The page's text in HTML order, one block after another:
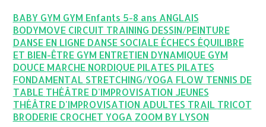
BABY GYM GYM Enfants 5-8 ans ANGLAIS
BODYMOVE CIRCUIT TRAINING DESSIN/PEINTURE
DANSE EN LIGNE DANSE SOCIALE ÉCHECS ÉQUILIBRE
ET BIEN-ÊTRE GYM ENTRETIEN DYNAMIQUE GYM
DOUCE MARCHE NORDIQUE PILATES PILATES
FONDAMENTAL STRETCHING/YOGA FLOW TENNIS DE
TABLE THÉÂTRE D'IMPROVISATION JEUNES
THÉÂTRE D'IMPROVISATION ADULTES TRAIL TRICOT
BRODERIE CROCHET YOGA ZOOM BY LYSON